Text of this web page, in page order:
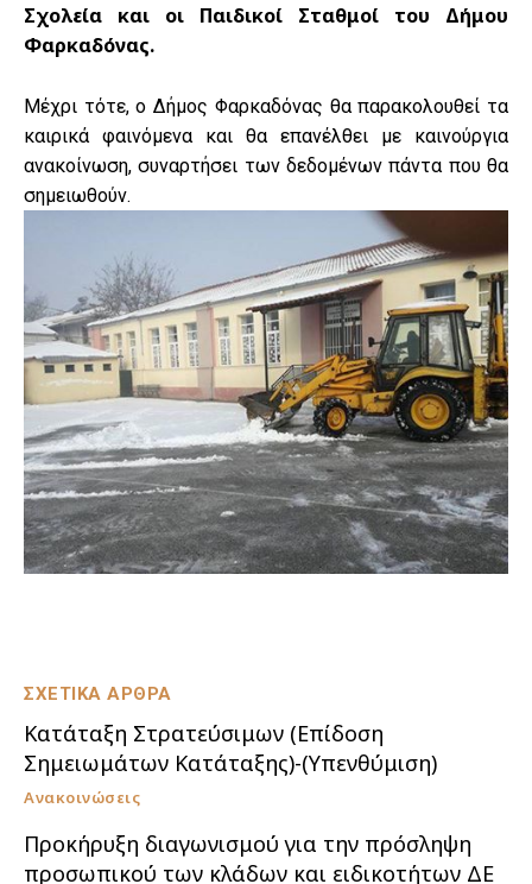
ΣΧΕΤΙΚΑ ΑΡΘΡΑ
Κατάταξη Στρατεύσιμων (Επίδοση
Σημειωμάτων Κατάταξης)-(Υπενθύμιση)
Ανακοινώσεις
Προκήρυξη διαγωνισμού για την πρόσληψη
προσωπικού των κλάδων και ειδικοτήτων ΔΕ
Σχολεία και οι Παιδικοί Σταθμοί του Δήμου
Φαρκαδόνας.
Μέχρι τότε, ο Δήμος Φαρκαδόνας θα παρακολουθεί τα
καιρικά φαινόμενα και θα επανέλθει με καινούργια
ανακοίνωση, συναρτήσει των δεδομένων πάντα που θα
σημειωθούν.